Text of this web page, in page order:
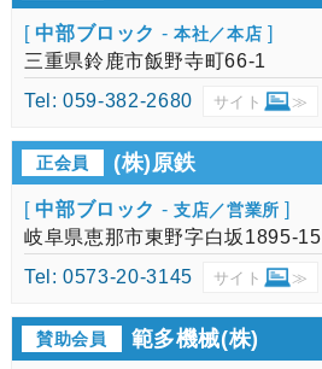
[中部ブロック - 本社／本店 ]
三重県鈴鹿市飯野寺町66-1
Tel: 059-382-2680
サイト ≫
正会員 (株)原鉄
[中部ブロック - 支店／営業所 ]
岐阜県恵那市東野字白坂1895-15
Tel: 0573-20-3145
サイト ≫
賛助会員 範多機械(株)